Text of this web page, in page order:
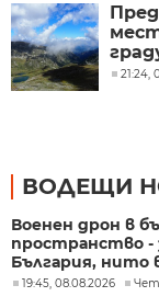
21:24,
ВОДЕЩИ
Военен дрон в
пространство -
България, нито
19:45, 08.08.2026